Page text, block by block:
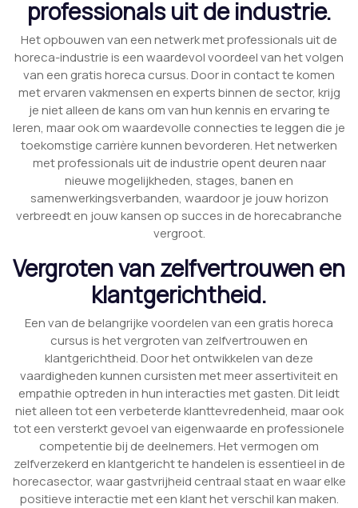
professionals uit de industrie.
Het opbouwen van een netwerk met professionals uit de
horeca-industrie is een waardevol voordeel van het volgen
van een gratis horeca cursus. Door in contact te komen
met ervaren vakmensen en experts binnen de sector, krijg
je niet alleen de kans om van hun kennis en ervaring te
leren, maar ook om waardevolle connecties te leggen die je
toekomstige carrière kunnen bevorderen. Het netwerken
met professionals uit de industrie opent deuren naar
nieuwe mogelijkheden, stages, banen en
samenwerkingsverbanden, waardoor je jouw horizon
verbreedt en jouw kansen op succes in de horecabranche
vergroot.
Vergroten van zelfvertrouwen en
klantgerichtheid.
Een van de belangrijke voordelen van een gratis horeca
cursus is het vergroten van zelfvertrouwen en
klantgerichtheid. Door het ontwikkelen van deze
vaardigheden kunnen cursisten met meer assertiviteit en
empathie optreden in hun interacties met gasten. Dit leidt
niet alleen tot een verbeterde klanttevredenheid, maar ook
tot een versterkt gevoel van eigenwaarde en professionele
competentie bij de deelnemers. Het vermogen om
zelfverzekerd en klantgericht te handelen is essentieel in de
horecasector, waar gastvrijheid centraal staat en waar elke
positieve interactie met een klant het verschil kan maken.